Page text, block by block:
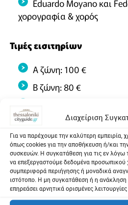
Διαχείριση
Για να παρέχουμε την καλύτερη εμπειρία,
όπως cookies για την αποθήκευση ή/και
συσκευών. Η συγκατάθεση για τις εν λόγω
να επεξεργαστούμε δεδομένα
συμπεριφορά περιήγησης ή μοναδικά
ιστότοπο. Η μη συγκατάθεση ή η ανάκληση
επηρεάσει αρνητικά ορισμένες
Eduardo Moyano και
χορογραφία & χορός
Τιμές εισιτηρίων
Α ζώνη: 100 €
Β ζώνη: 80 €
Δ ζώνη: 40 €
Ε ζώνη: 20 €
Προπώληση
more.com